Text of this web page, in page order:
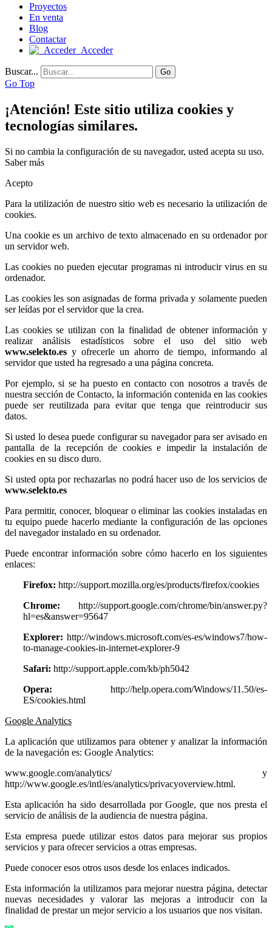
Proyectos
En venta
Blog
Contactar
Acceder
Buscar... Go
Go Top
¡Atención! Este sitio utiliza cookies y
tecnologías similares.
Si no cambia la configuración de su navegador, usted acepta su uso.
Saber más
Acepto
Para la utilización de nuestro sitio web es necesario la utilización de
cookies.
Una cookie es un archivo de texto almacenado en su ordenador por
un servidor web.
Las cookies no pueden ejecutar programas ni introducir virus en su
ordenador.
Las cookies les son asignadas de forma privada y solamente pueden
ser leídas por el servidor que la crea.
Las cookies se utilizan con la finalidad de obtener información y
realizar análisis estadísticos sobre el uso del sitio web
www.selekto.es y ofrecerle un ahorro de tiempo, informando al
servidor que usted ha regresado a una página concreta.
Por ejemplo, si se ha puesto en contacto con nosotros a través de
nuestra sección de Contacto, la información contenida en las cookies
puede ser reutilizada para evitar que tenga que reintroducir sus
datos.
Si usted lo desea puede configurar su navegador para ser avisado en
pantalla de la recepción de cookies e impedir la instalación de
cookies en su disco duro.
Si usted opta por rechazarlas no podrá hacer uso de los servicios de
www.selekto.es
Para permitir, conocer, bloquear o eliminar las cookies instaladas en
tu equipo puede hacerlo mediante la configuración de las opciones
del navegador instalado en su ordenador.
Puede encontrar información sobre cómo hacerlo en los siguientes
enlaces:
Firefox: http://support.mozilla.org/es/products/firefox/cookies
Chrome: http://support.google.com/chrome/bin/answer.py?
hl=es&answer=95647
Explorer: http://windows.microsoft.com/es-es/windows7/how-
to-manage-cookies-in-internet-explorer-9
Safari: http://support.apple.com/kb/ph5042
Opera: http://help.opera.com/Windows/11.50/es-
ES/cookies.html
Google Analytics
La aplicación que utilizamos para obtener y analizar la información
de la navegación es: Google Analytics:
www.google.com/analytics/ y
http://www.google.es/intl/es/analytics/privacyoverview.html.
Esta aplicación ha sido desarrollada por Google, que nos presta el
servicio de análisis de la audiencia de nuestra página.
Esta empresa puede utilizar estos datos para mejorar sus propios
servicios y para ofrecer servicios a otras empresas.
Puede conocer esos otros usos desde los enlaces indicados.
Esta información la utilizamos para mejorar nuestra página, detectar
nuevas necesidades y valorar las mejoras a introducir con la
finalidad de prestar un mejor servicio a los usuarios que nos visitan.